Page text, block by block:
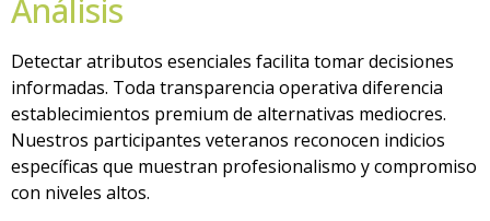
Análisis
Detectar atributos esenciales facilita tomar decisiones
informadas. Toda transparencia operativa diferencia
establecimientos premium de alternativas mediocres.
Nuestros participantes veteranos reconocen indicios
específicas que muestran profesionalismo y compromiso
con niveles altos.